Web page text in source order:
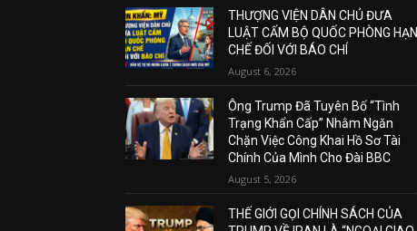
THƯỢNG VIỆN DÂN CHỦ ĐƯA
LUẬT CẤM BỘ QUỐC PHÒNG HẠN
CHẾ ĐỐI VỚI BÁO CHÍ
August 6, 2026
Ông Trump Đã Tuyên Bố “Tình
Trạng Khẩn Cấp” Nhằm Ngăn
Chặn Việc Công Khai Hồ Sơ Tài
Chính Của Mình Cho Đài BBC
August 5, 2026
THẾ GIỚI GỌI CHÍNH SÁCH CỦA